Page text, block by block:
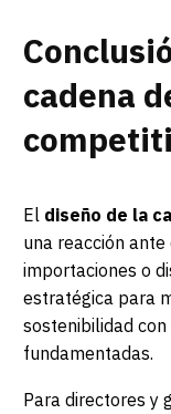
cadena
El diseño de la
una reacción ante
importaciones o
estratégica para
sostenibilidad
fundamentadas.
Para directores y